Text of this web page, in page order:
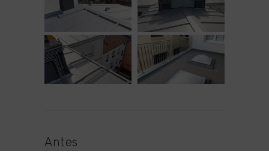
Antes